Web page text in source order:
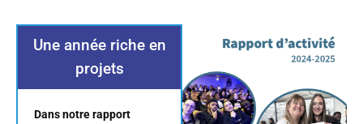
Une année riche en
projets
Dans notre rapport